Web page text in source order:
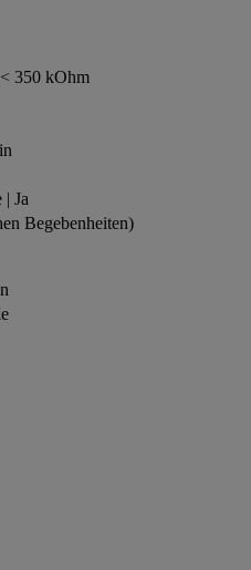
350 kOhm
Ja
Begebenheiten)